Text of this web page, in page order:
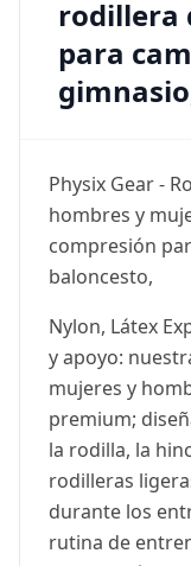
rodillera
para
Physix Gear -
hombres y
compresión
baloncesto,
Nylon, Látex
y apoyo:
mujeres y
premium;
la rodilla, la
rodilleras
durante los
rutina de